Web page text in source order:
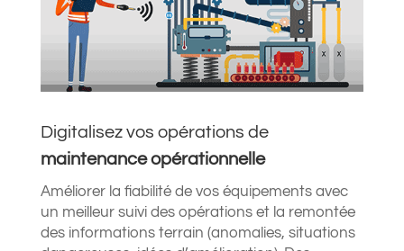
Digitalisez vos opérations de
maintenance opérationnelle
Améliorer la fiabilité de vos équipements avec
un meilleur suivi des opérations et la remontée
des informations terrain (anomalies, situations